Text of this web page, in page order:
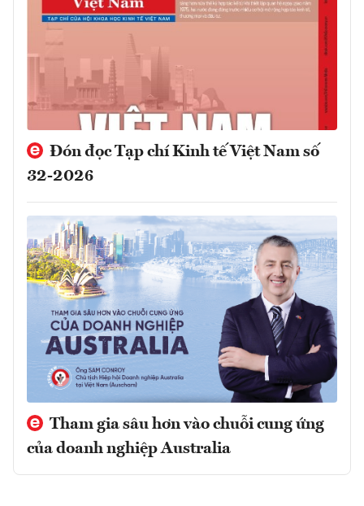
Đón đọc Tạp chí Kinh tế Việt Nam số
32-2026
Tham gia sâu hơn vào chuỗi cung ứng
của doanh nghiệp Australia